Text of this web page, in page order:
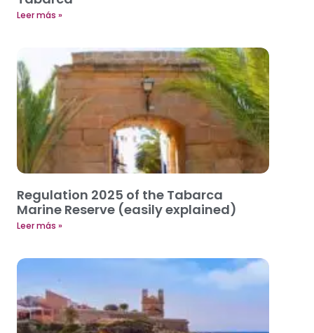
Leer más »
Regulation 2025 of the Tabarca
Marine Reserve (easily explained)
Leer más »